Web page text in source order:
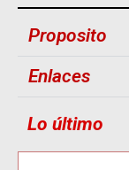
Proposito
Enlaces
Lo último